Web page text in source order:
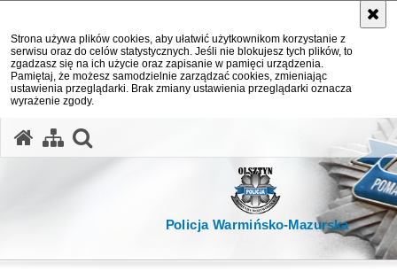
Strona używa plików cookies, aby ułatwić użytkownikom korzystanie z
serwisu oraz do celów statystycznych. Jeśli nie blokujesz tych plików, to
zgadzasz się na ich użycie oraz zapisanie w pamięci urządzenia.
Pamiętaj, że możesz samodzielnie zarządzać cookies, zmieniając
ustawienia przeglądarki. Brak zmiany ustawienia przeglądarki oznacza
wyrażenie zgody.
Policja Warmińsko-Mazurska